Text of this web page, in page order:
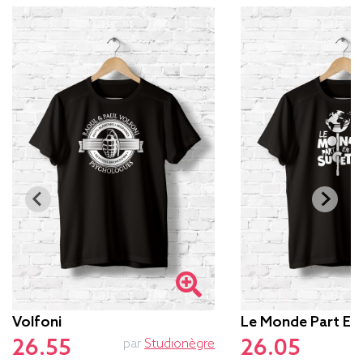
Volfoni
26.55 par Studionègre
Le Monde Part
26.05